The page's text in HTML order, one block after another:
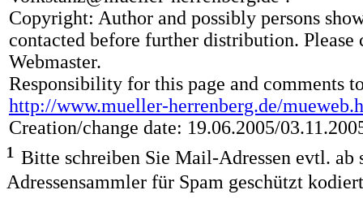
Copyright: Author and possibly persons
contacted before further distribution. Please
Webmaster.
Responsibility for this page and comments
http://www.mueller-herrenberg.de/
Creation/change date: 19.06.2005/
¹ Bitte schreiben Sie Mail-Adressen evtl.
Adressensammler für Spam geschützt